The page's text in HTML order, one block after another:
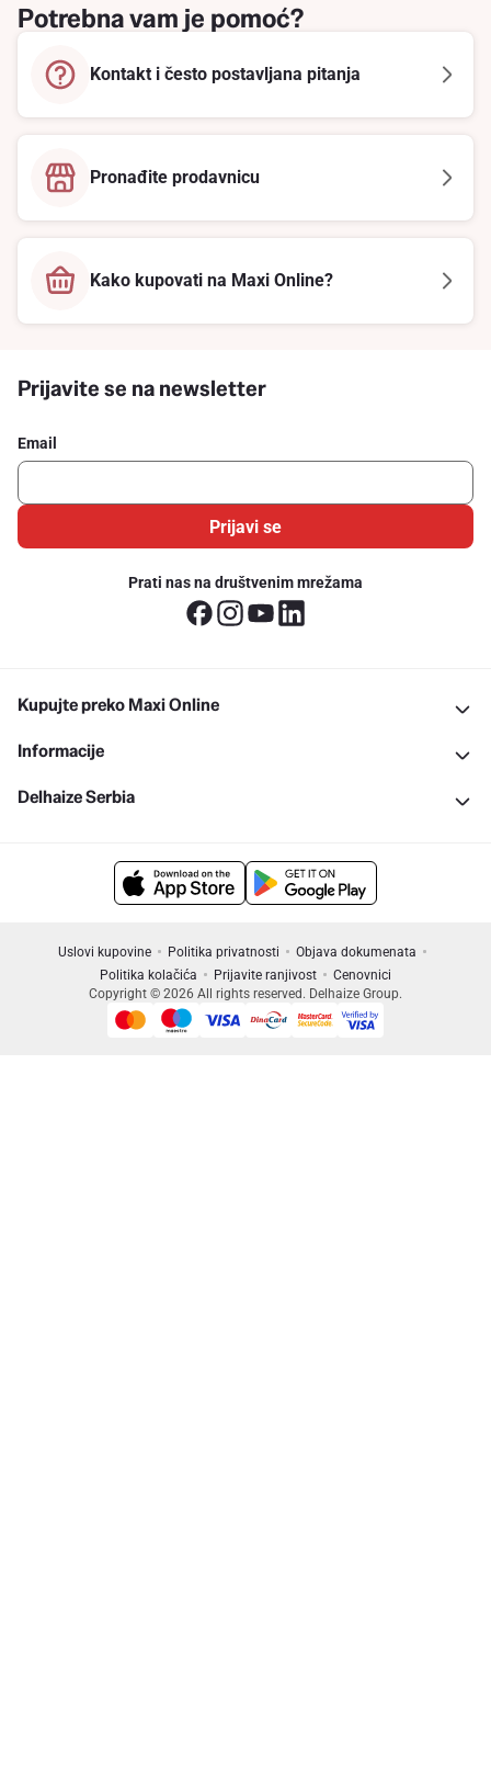
Potrebna vam je pomoć?
Kontakt i često postavljana pitanja
Pronađite prodavnicu
Kako kupovati na Maxi Online?
Prijavite se na newsletter
Email
Prijavi se
Prati nas na društvenim mrežama
Kupujte preko Maxi Online
Informacije
Delhaize Serbia
Uslovi kupovine Politika privatnosti
Objava dokumenata
Politika kolačića
Prijavite ranjivost
Cenovnici
Copyright © 2026 All rights reserved. Delhaize Group.